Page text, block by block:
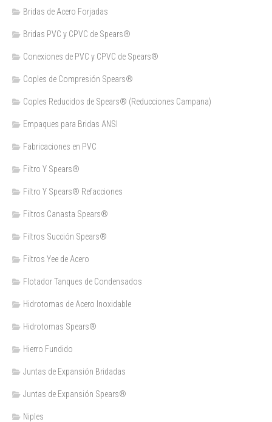
Bridas de Acero Forjadas
Bridas PVC y CPVC de Spears®
Conexiones de PVC y CPVC de Spears®
Coples de Compresión Spears®
Coples Reducidos de Spears® (Reducciones Campana)
Empaques para Bridas ANSI
Fabricaciones en PVC
Filtro Y Spears®
Filtro Y Spears® Refacciones
Filtros Canasta Spears®
Filtros Succión Spears®
Filtros Yee de Acero
Flotador Tanques de Condensados
Hidrotomas de Acero Inoxidable
Hidrotomas Spears®
Hierro Fundido
Juntas de Expansión Bridadas
Juntas de Expansión Spears®
Niples